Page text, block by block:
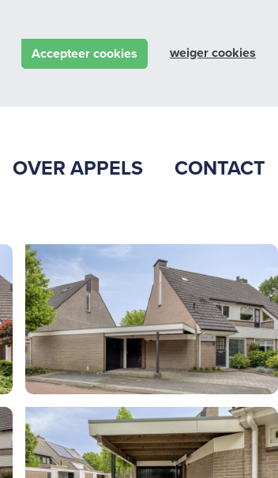
Accepteer cookies weiger cookies
OVER APPELS CONTACT